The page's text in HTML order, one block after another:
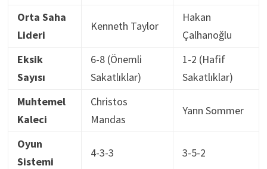
Orta Saha
Lideri
Kenneth Taylor
Hakan
Çalhanoğlu
Eksik
Sayısı
6-8 (Önemli
Sakatlıklar)
1-2 (Hafif
Sakatlıklar)
Muhtemel
Kaleci
Christos
Mandas
Yann Sommer
Oyun
Sistemi
4-3-3 3-5-2